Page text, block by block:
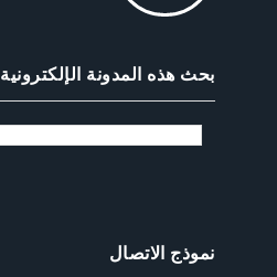
بحث هذه المدونة الإلكترونية
نموذج الاتصال